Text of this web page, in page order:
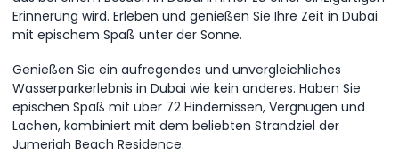
Erinnerung wird. Erleben und genießen Sie Ihre Zeit in Dubai
mit epischem Spaß unter der Sonne.
Genießen Sie ein aufregendes und unvergleichliches
Wasserparkerlebnis in Dubai wie kein anderes. Haben Sie
epischen Spaß mit über 72 Hindernissen, Vergnügen und
Lachen, kombiniert mit dem beliebten Strandziel der
Jumeriah Beach Residence.